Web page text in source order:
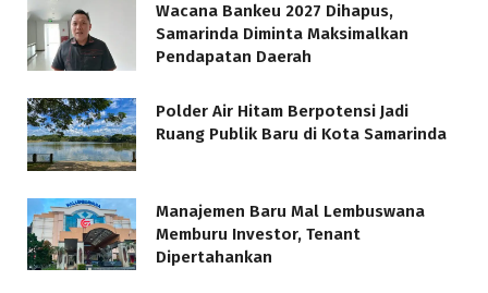
Wacana Bankeu 2027 Dihapus,
Samarinda Diminta Maksimalkan
Pendapatan Daerah
Polder Air Hitam Berpotensi Jadi
Ruang Publik Baru di Kota Samarinda
Manajemen Baru Mal Lembuswana
Memburu Investor, Tenant
Dipertahankan